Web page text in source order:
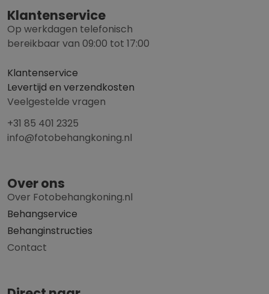
Klantenservice
Op werkdagen telefonisch
bereikbaar van 09:00 tot 17:00
Klantenservice
Levertijd en verzendkosten
Veelgestelde vragen
+31 85 401 2325
info@fotobehangkoning.nl
Over ons
Over Fotobehangkoning.nl
Behangservice
Behanginstructies
Contact